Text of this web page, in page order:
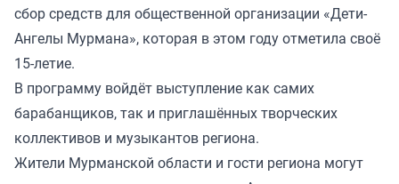
сбор средств для общественной организации «Дети-
Ангелы Мурмана», которая в этом году отметила своё
15-летие.
В программу войдёт выступление как самих
барабанщиков, так и приглашённых творческих
коллективов и музыкантов региона.
Жители Мурманской области и гости региона могут